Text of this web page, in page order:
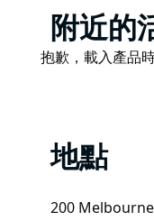
埃爾西諾聯排
部、餐廳和娛
Product
List
附近的
Product
抱歉，載入產品
地點
200